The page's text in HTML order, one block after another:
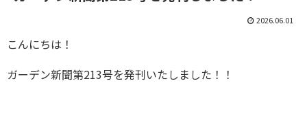
2026.06.01
こんにちは！
ガーデン新聞第213号を発刊いたしました！！